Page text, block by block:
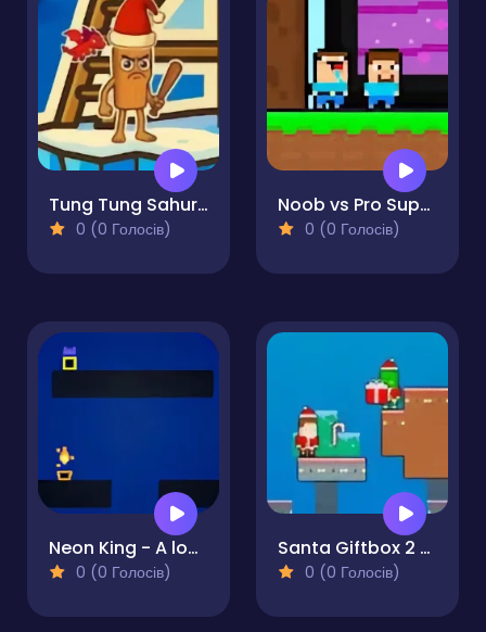
Tung Tung Sahur Snow Arena
0 (0 Голосів)
Noob vs Pro Super Hero
0 (0 Голосів)
Neon King - A local multiplayer Platformer
0 (0 Голосів)
Santa Giftbox 2 Player
0 (0 Голосів)